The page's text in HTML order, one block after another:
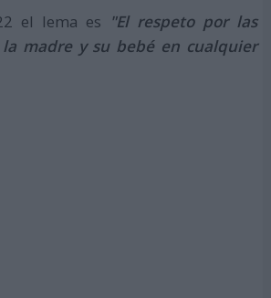
el lema es "El respeto por las
la madre y su bebé en cualquier